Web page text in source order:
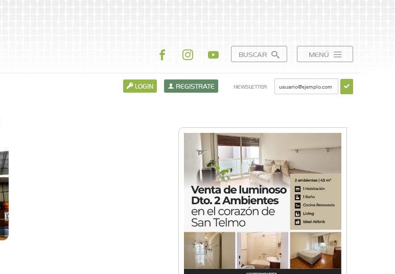
BUSCAR MENÚ
LOGIN REGISTRATE NEWSLETTER